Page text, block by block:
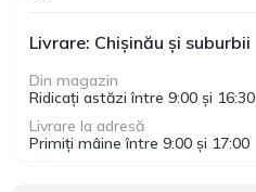
Livrare: Chișinău și suburbii
Din magazin
Ridicați astăzi între 9:00 și 16:30
Livrare la adresă
Primiți mâine între 9:00 și 17:00